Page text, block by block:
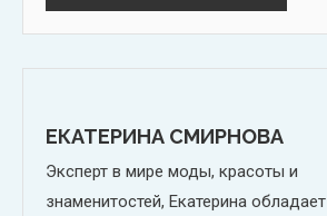
ЕКАТЕРИНА СМИРНОВА
Эксперт в мире моды, красоты и
знаменитостей, Екатерина обладает